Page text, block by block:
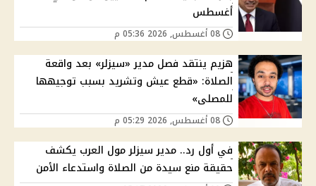
أغسطس
هزيم ينتقد فصل مدير «سيزلر» بعد واقعة
الصلاة: «قطع عيش وتشريد بسبب توجيهها
للمصلى»
في أول رد.. مدير سيزلر مول العرب يكشف
حقيقة منع سيدة من الصلاة واستدعاء الأمن